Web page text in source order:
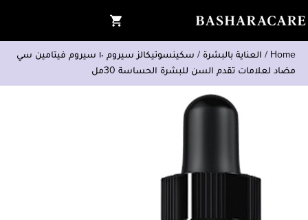
Home
/ العناية بالبشرة /
سكينسوتيكالز سيروم ١٠ سيروم فيتامين سي
مضاد لعلامات تقدم السن للبشرة الحساسة 30مل